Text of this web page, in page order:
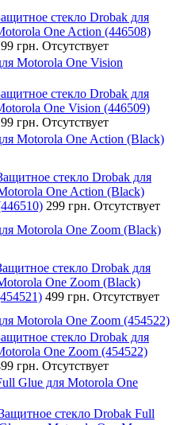
стекло Drobak для
One Action (446508)
грн. Отсутствует
Motorola One Vision
стекло Drobak для
One Vision (446509)
грн. Отсутствует
Motorola One Action (Black)
стекло Drobak для
One Action (Black)
299 грн. Отсутствует
Motorola One Zoom (Black)
стекло Drobak для
One Zoom (Black)
499 грн. Отсутствует
Motorola One Zoom (454522)
стекло Drobak для
One Zoom (454522)
грн. Отсутствует
Glue для Motorola One
стекло Drobak Full